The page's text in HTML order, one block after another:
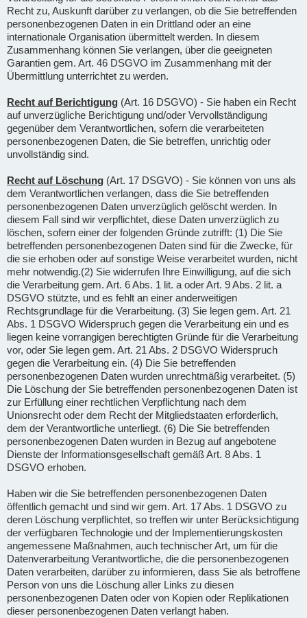
Recht zu, Auskunft darüber zu verlangen, ob die Sie betreffenden
personenbezogenen Daten in ein Drittland oder an eine
internationale Organisation übermittelt werden. In diesem
Zusammenhang können Sie verlangen, über die geeigneten
Garantien gem. Art. 46 DSGVO im Zusammenhang mit der
Übermittlung unterrichtet zu werden.
Recht auf Berichtigung (Art. 16 DSGVO) - Sie haben ein Recht
auf unverzügliche Berichtigung und/oder Vervollständigung
gegenüber dem Verantwortlichen, sofern die verarbeiteten
personenbezogenen Daten, die Sie betreffen, unrichtig oder
unvollständig sind.
Recht auf Löschung (Art. 17 DSGVO) - Sie können von uns als
dem Verantwortlichen verlangen, dass die Sie betreffenden
personenbezogenen Daten unverzüglich gelöscht werden. In
diesem Fall sind wir verpflichtet, diese Daten unverzüglich zu
löschen, sofern einer der folgenden Gründe zutrifft: (1) Die Sie
betreffenden personenbezogenen Daten sind für die Zwecke, für
die sie erhoben oder auf sonstige Weise verarbeitet wurden, nicht
mehr notwendig.(2) Sie widerrufen Ihre Einwilligung, auf die sich
die Verarbeitung gem. Art. 6 Abs. 1 lit. a oder Art. 9 Abs. 2 lit. a
DSGVO stützte, und es fehlt an einer anderweitigen
Rechtsgrundlage für die Verarbeitung. (3) Sie legen gem. Art. 21
Abs. 1 DSGVO Widerspruch gegen die Verarbeitung ein und es
liegen keine vorrangigen berechtigten Gründe für die Verarbeitung
vor, oder Sie legen gem. Art. 21 Abs. 2 DSGVO Widerspruch
gegen die Verarbeitung ein. (4) Die Sie betreffenden
personenbezogenen Daten wurden unrechtmäßig verarbeitet. (5)
Die Löschung der Sie betreffenden personenbezogenen Daten ist
zur Erfüllung einer rechtlichen Verpflichtung nach dem
Unionsrecht oder dem Recht der Mitgliedstaaten erforderlich,
dem der Verantwortliche unterliegt. (6) Die Sie betreffenden
personenbezogenen Daten wurden in Bezug auf angebotene
Dienste der Informationsgesellschaft gemäß Art. 8 Abs. 1
DSGVO erhoben.
Haben wir die Sie betreffenden personenbezogenen Daten
öffentlich gemacht und sind wir gem. Art. 17 Abs. 1 DSGVO zu
deren Löschung verpflichtet, so treffen wir unter Berücksichtigung
der verfügbaren Technologie und der Implementierungskosten
angemessene Maßnahmen, auch technischer Art, um für die
Datenverarbeitung Verantwortliche, die die personenbezogenen
Daten verarbeiten, darüber zu informieren, dass Sie als betroffene
Person von uns die Löschung aller Links zu diesen
personenbezogenen Daten oder von Kopien oder Replikationen
dieser personenbezogenen Daten verlangt haben.